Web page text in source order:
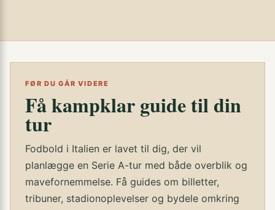
FØR DU GÅR VIDERE
Få kampklar guide til din
tur
Fodbold i Italien er lavet til dig, der vil
planlægge en Serie A-tur med både overblik og
mavefornemmelse. Få guides om billetter,
tribuner, stadionoplevelser og bydele omkring